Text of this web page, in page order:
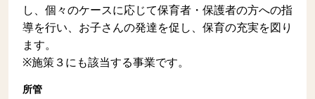
し、個々のケースに応じて保育者・保護者の方への指
導を行い、お子さんの発達を促し、保育の充実を図り
ます。
※施策３にも該当する事業です。
所管